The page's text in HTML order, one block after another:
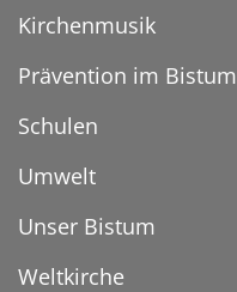
Kirchenmusik
Prävention im Bistum
Schulen
Umwelt
Unser Bistum
Weltkirche